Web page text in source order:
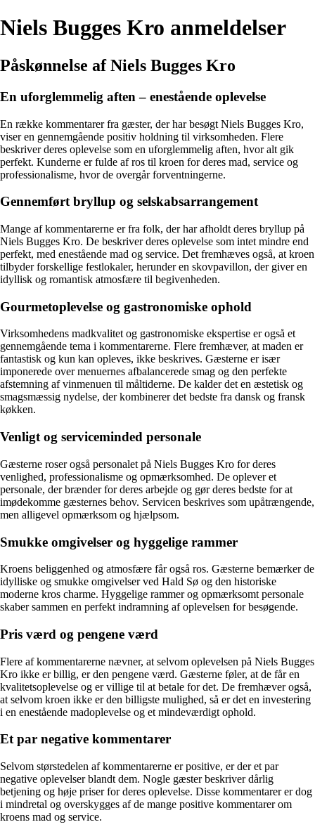
Niels Bugges Kro anmeldelser
Påskønnelse af Niels Bugges Kro
En uforglemmelig aften – enestående oplevelse
En række kommentarer fra gæster, der har besøgt Niels Bugges Kro,
viser en gennemgående positiv holdning til virksomheden. Flere
beskriver deres oplevelse som en uforglemmelig aften, hvor alt gik
perfekt. Kunderne er fulde af ros til kroen for deres mad, service og
professionalisme, hvor de overgår forventningerne.
Gennemført bryllup og selskabsarrangement
Mange af kommentarerne er fra folk, der har afholdt deres bryllup på
Niels Bugges Kro. De beskriver deres oplevelse som intet mindre end
perfekt, med enestående mad og service. Det fremhæves også, at kroen
tilbyder forskellige festlokaler, herunder en skovpavillon, der giver en
idyllisk og romantisk atmosfære til begivenheden.
Gourmetoplevelse og gastronomiske ophold
Virksomhedens madkvalitet og gastronomiske ekspertise er også et
gennemgående tema i kommentarerne. Flere fremhæver, at maden er
fantastisk og kun kan opleves, ikke beskrives. Gæsterne er især
imponerede over menuernes afbalancerede smag og den perfekte
afstemning af vinmenuen til måltiderne. De kalder det en æstetisk og
smagsmæssig nydelse, der kombinerer det bedste fra dansk og fransk
køkken.
Venligt og serviceminded personale
Gæsterne roser også personalet på Niels Bugges Kro for deres
venlighed, professionalisme og opmærksomhed. De oplever et
personale, der brænder for deres arbejde og gør deres bedste for at
imødekomme gæsternes behov. Servicen beskrives som upåtrængende,
men alligevel opmærksom og hjælpsom.
Smukke omgivelser og hyggelige rammer
Kroens beliggenhed og atmosfære får også ros. Gæsterne bemærker de
idylliske og smukke omgivelser ved Hald Sø og den historiske
moderne kros charme. Hyggelige rammer og opmærksomt personale
skaber sammen en perfekt indramning af oplevelsen for besøgende.
Pris værd og pengene værd
Flere af kommentarerne nævner, at selvom oplevelsen på Niels Bugges
Kro ikke er billig, er den pengene værd. Gæsterne føler, at de får en
kvalitetsoplevelse og er villige til at betale for det. De fremhæver også,
at selvom kroen ikke er den billigste mulighed, så er det en investering
i en enestående madoplevelse og et mindeværdigt ophold.
Et par negative kommentarer
Selvom størstedelen af kommentarerne er positive, er der et par
negative oplevelser blandt dem. Nogle gæster beskriver dårlig
betjening og høje priser for deres oplevelse. Disse kommentarer er dog
i mindretal og overskygges af de mange positive kommentarer om
kroens mad og service.